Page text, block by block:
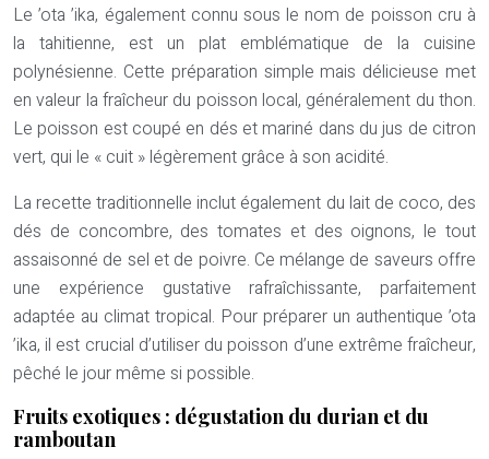
Le ’ota ’ika, également connu sous le nom de poisson cru à
la tahitienne, est un plat emblématique de la cuisine
polynésienne. Cette préparation simple mais délicieuse met
en valeur la fraîcheur du poisson local, généralement du thon.
Le poisson est coupé en dés et mariné dans du jus de citron
vert, qui le « cuit » légèrement grâce à son acidité.
La recette traditionnelle inclut également du lait de coco, des
dés de concombre, des tomates et des oignons, le tout
assaisonné de sel et de poivre. Ce mélange de saveurs offre
une expérience gustative rafraîchissante, parfaitement
adaptée au climat tropical. Pour préparer un authentique ’ota
’ika, il est crucial d’utiliser du poisson d’une extrême fraîcheur,
pêché le jour même si possible.
Fruits exotiques : dégustation du durian et du
ramboutan